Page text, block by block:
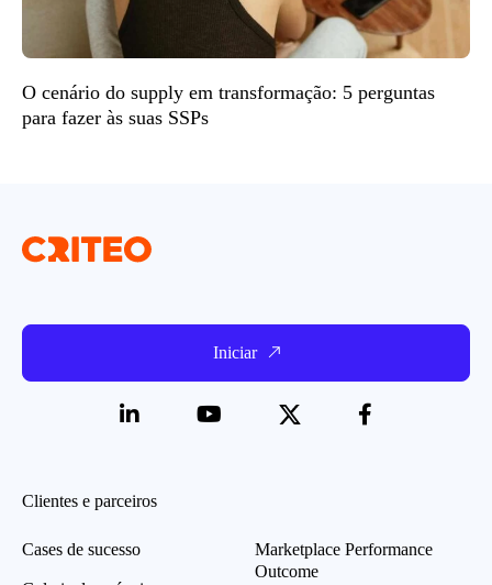
O cenário do supply em transformação: 5 perguntas
para fazer às suas SSPs
Iniciar
Clientes e parceiros
Cases de sucesso
Marketplace Performance
Outcome